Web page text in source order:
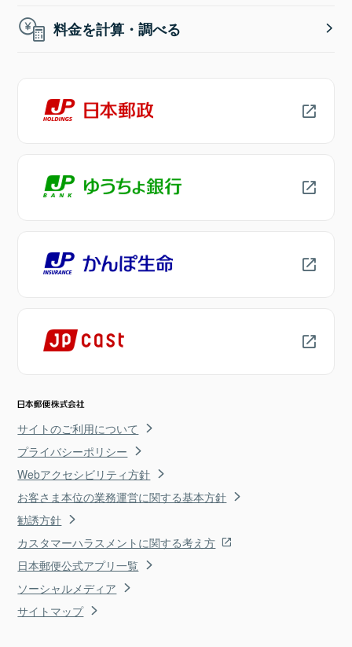
料金を計算・調べる
サイトのご利用について
プライバシーポリシー
Webアクセシビリティ方針
お客さま本位の業務運営に関する基本方針
勧誘方針
カスタマーハラスメントに関する考え方
日本郵便公式アプリ一覧
ソーシャルメディア
サイトマップ